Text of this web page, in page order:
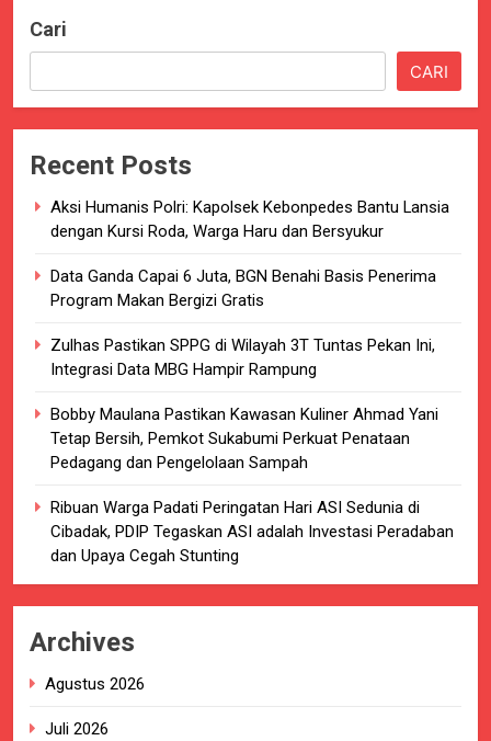
Cari
CARI
Recent Posts
Aksi Humanis Polri: Kapolsek Kebonpedes Bantu Lansia
dengan Kursi Roda, Warga Haru dan Bersyukur
Data Ganda Capai 6 Juta, BGN Benahi Basis Penerima
Program Makan Bergizi Gratis
Zulhas Pastikan SPPG di Wilayah 3T Tuntas Pekan Ini,
Integrasi Data MBG Hampir Rampung
Bobby Maulana Pastikan Kawasan Kuliner Ahmad Yani
Tetap Bersih, Pemkot Sukabumi Perkuat Penataan
Pedagang dan Pengelolaan Sampah
Ribuan Warga Padati Peringatan Hari ASI Sedunia di
Cibadak, PDIP Tegaskan ASI adalah Investasi Peradaban
dan Upaya Cegah Stunting
Archives
Agustus 2026
Juli 2026